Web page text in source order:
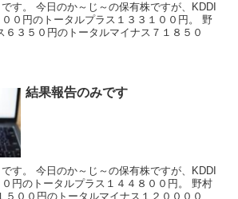
す。 今日のか～じ～の保有株ですが、KDDI
０円のトータルプラス１３３１００円。 野
６３５０円のトータルマイナス７１８５０
結果報告のみです
す。 今日のか～じ～の保有株ですが、KDDI
円のトータルプラス１４４８００円。 野村
５００円のトータルマイナス１２００００